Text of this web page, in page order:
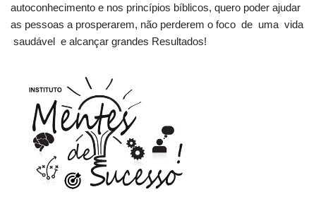
autoconhecimento e nos princípios bíblicos, quero poder ajudar
as pessoas a prosperarem, não perderem o foco de uma vida
saudável e alcançar grandes Resultados!